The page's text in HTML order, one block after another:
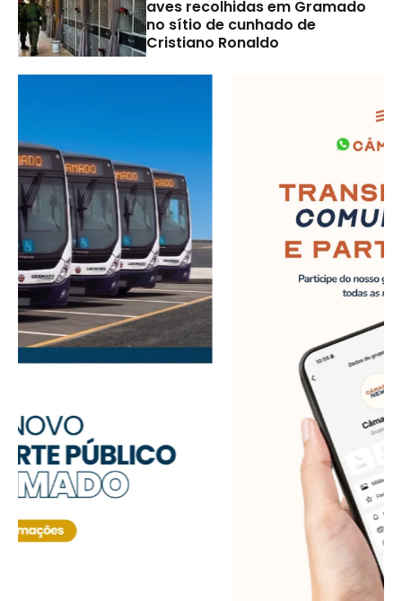
aves recolhidas em Gramado
no sítio de cunhado de
Cristiano Ronaldo